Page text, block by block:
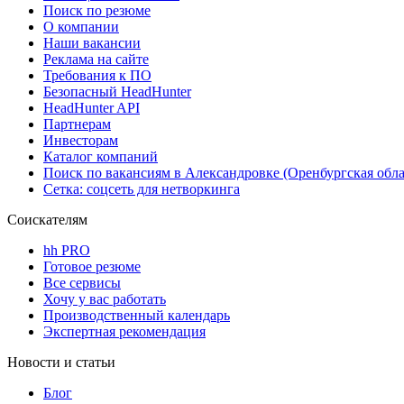
Поиск по резюме
О компании
Наши вакансии
Реклама на сайте
Требования к ПО
Безопасный HeadHunter
HeadHunter API
Партнерам
Инвесторам
Каталог компаний
Поиск по вакансиям в Александровке (Оренбургская
Сетка: соцсеть для нетворкинга
Соискателям
hh PRO
Готовое резюме
Все сервисы
Хочу у вас работать
Производственный календарь
Экспертная рекомендация
Новости и статьи
Блог